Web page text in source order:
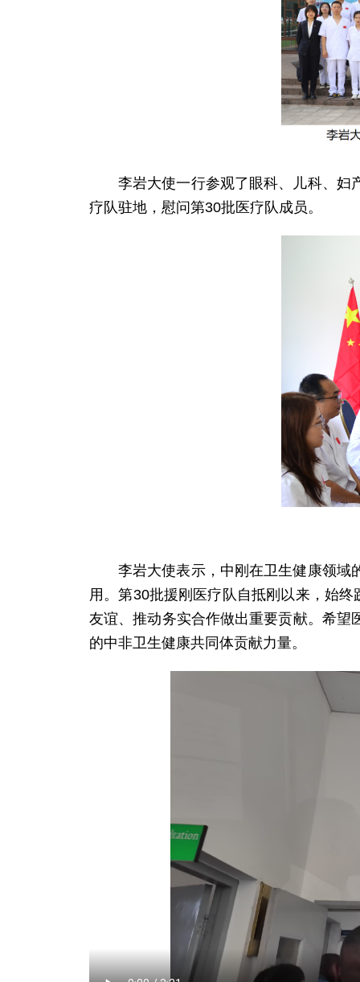
李岩大使一行参观了眼科、儿科、妇
疗队驻地，慰问第30批医疗队成员。
李岩大使表示，中刚在卫生健康领域
用。第30批援刚医疗队自抵刚以来，始
友谊、推动务实合作做出重要贡献。希
的中非卫生健康共同体贡献力量。